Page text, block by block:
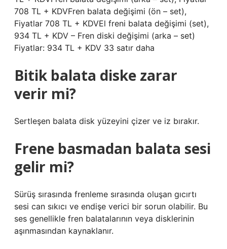
708 TL + KDVFren balata değişimi (ön – set),
Fiyatlar 708 TL + KDVEl freni balata değişimi (set),
934 TL + KDV – Fren diski değişimi (arka – set)
Fiyatlar: 934 TL + KDV 33 satır daha
Bitik balata diske zarar
verir mi?
Sertleşen balata disk yüzeyini çizer ve iz bırakır.
Frene basmadan balata sesi
gelir mi?
Sürüş sırasında frenleme sırasında oluşan gıcırtı
sesi can sıkıcı ve endişe verici bir sorun olabilir. Bu
ses genellikle fren balatalarının veya disklerinin
aşınmasından kaynaklanır.